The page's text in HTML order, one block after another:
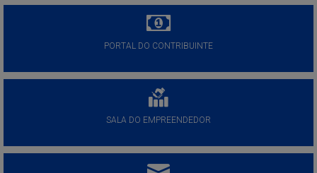
PORTAL DO CONTRIBUINTE
SALA DO EMPREENDEDOR